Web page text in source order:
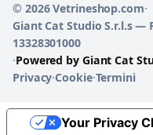
© 2026 Vetrineshop.com·
Giant Cat Studio S.r.l.s —
13328301000
·Powered by Giant Cat
Privacy·Cookie·Termini
Your Privacy